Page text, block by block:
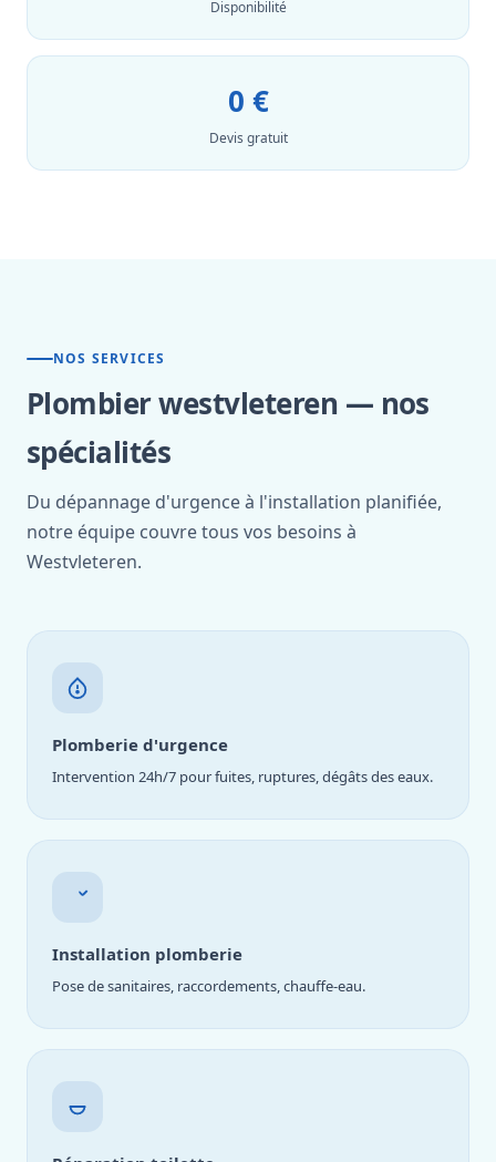
Disponibilité
0 €
Devis gratuit
NOS SERVICES
Plombier westvleteren — nos
spécialités
Du dépannage d'urgence à l'installation planifiée,
notre équipe couvre tous vos besoins à
Westvleteren.
Plomberie d'urgence
Intervention 24h/7 pour fuites, ruptures, dégâts des eaux.
Installation plomberie
Pose de sanitaires, raccordements, chauffe-eau.